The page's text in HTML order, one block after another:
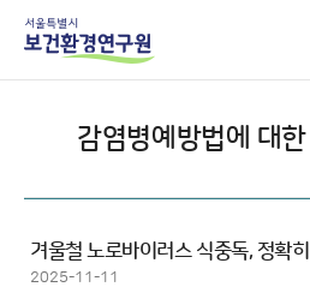
감염병예방법에 대
겨울철 노로바이러스 식중독, 정확
2025-11-11